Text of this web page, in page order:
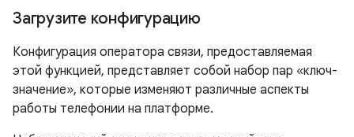
Загрузите конфигурацию
Конфигурация оператора связи, предоставляемая
этой функцией, представляет собой набор пар «ключ-
значение», которые изменяют различные аспекты
работы телефонии на платформе.